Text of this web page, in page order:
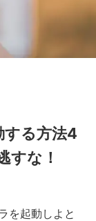
する方法4
すな！
を起動しよと